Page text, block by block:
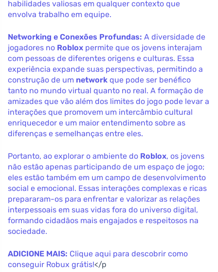
habilidades valiosas em qualquer contexto que
envolva trabalho em equipe.
Networking e Conexões Profundas: A diversidade de
jogadores no Roblox permite que os jovens interajam
com pessoas de diferentes origens e culturas. Essa
experiência expande suas perspectivas, permitindo a
construção de um network que pode ser benéfico
tanto no mundo virtual quanto no real. A formação de
amizades que vão além dos limites do jogo pode levar a
interações que promovem um intercâmbio cultural
enriquecedor e um maior entendimento sobre as
diferenças e semelhanças entre eles.
Portanto, ao explorar o ambiente do Roblox, os jovens
não estão apenas participando de um espaço de jogo;
eles estão também em um campo de desenvolvimento
social e emocional. Essas interações complexas e ricas
prepararam-os para enfrentar e valorizar as relações
interpessoais em suas vidas fora do universo digital,
formando cidadãos mais engajados e respeitosos na
sociedade.
ADICIONE MAIS: Clique aqui para descobrir como
conseguir Robux grátis!</p